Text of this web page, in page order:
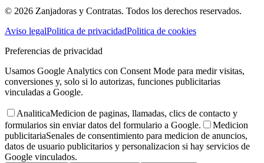
© 2026 Zanjadoras y Contratas. Todos los derechos reservados.
Aviso legalPolitica de privacidadPolitica de cookies
Preferencias de privacidad
Usamos Google Analytics con Consent Mode para medir visitas,
conversiones y, solo si lo autorizas, funciones publicitarias
vinculadas a Google.
AnaliticaMedicion de paginas, llamadas, clics de contacto y
formularios sin enviar datos del formulario a Google.
Medicion
publicitariaSenales de consentimiento para medicion de anuncios,
datos de usuario publicitarios y personalizacion si hay servicios de
Google vinculados.